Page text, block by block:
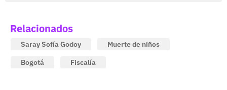
Relacionados
Saray Sofía Godoy
Muerte de niños
Bogotá
Fiscalía